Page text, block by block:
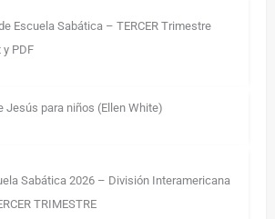
Escuela Sabática – TERCER Trimestre
PDF
Jesús para niños (Ellen White)
Sabática 2026 – División Interamericana
TRIMESTRE